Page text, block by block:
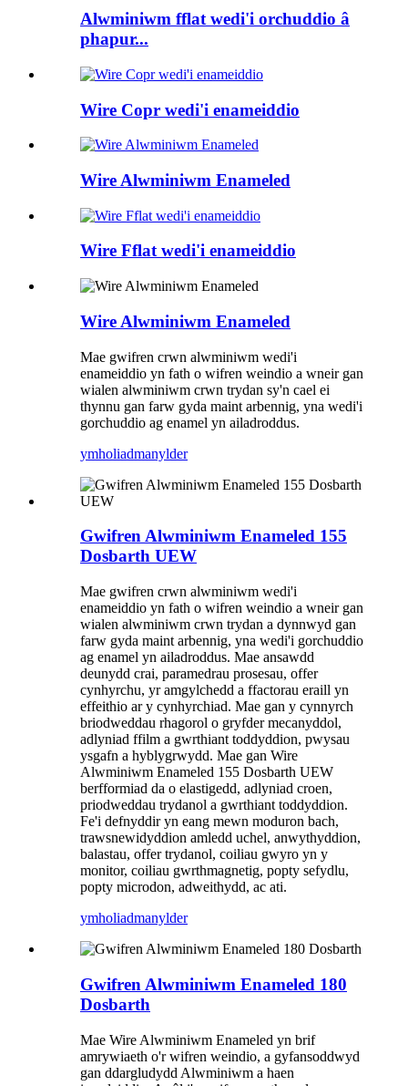
Alwminiwm fflat wedi'i orchuddio â
phapur...
Wire Copr wedi'i enameiddio
Wire Alwminiwm Enameled
Wire Fflat wedi'i enameiddio
Wire Alwminiwm Enameled
Mae gwifren crwn alwminiwm wedi'i
enameiddio yn fath o wifren weindio a wneir gan
wialen alwminiwm crwn trydan sy'n cael ei
thynnu gan farw gyda maint arbennig, yna wedi'i
gorchuddio ag enamel yn ailadroddus.
ymholiadmanylder
Gwifren Alwminiwm Enameled 155
Dosbarth UEW
Mae gwifren crwn alwminiwm wedi'i
enameiddio yn fath o wifren weindio a wneir gan
wialen alwminiwm crwn trydan a dynnwyd gan
farw gyda maint arbennig, yna wedi'i gorchuddio
ag enamel yn ailadroddus. Mae ansawdd
deunydd crai, paramedrau prosesau, offer
cynhyrchu, yr amgylchedd a ffactorau eraill yn
effeithio ar y cynhyrchiad. Mae gan y cynnyrch
briodweddau rhagorol o gryfder mecanyddol,
adlyniad ffilm a gwrthiant toddyddion, pwysau
ysgafn a hyblygrwydd. Mae gan Wire
Alwminiwm Enameled 155 Dosbarth UEW
berfformiad da o elastigedd, adlyniad croen,
priodweddau trydanol a gwrthiant toddyddion.
Fe'i defnyddir yn eang mewn moduron bach,
trawsnewidyddion amledd uchel, anwythyddion,
balastau, offer trydanol, coiliau gwyro yn y
monitor, coiliau gwrthmagnetig, popty sefydlu,
popty microdon, adweithydd, ac ati.
ymholiadmanylder
Gwifren Alwminiwm Enameled 180
Dosbarth
Mae Wire Alwminiwm Enameled yn brif
amrywiaeth o'r wifren weindio, a gyfansoddwyd
gan ddargludydd Alwminiwm a haen